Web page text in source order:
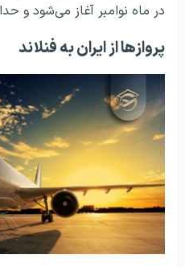
در ماه نوامبر آغاز می‌شود و
پروازها از ایران به فنلاند